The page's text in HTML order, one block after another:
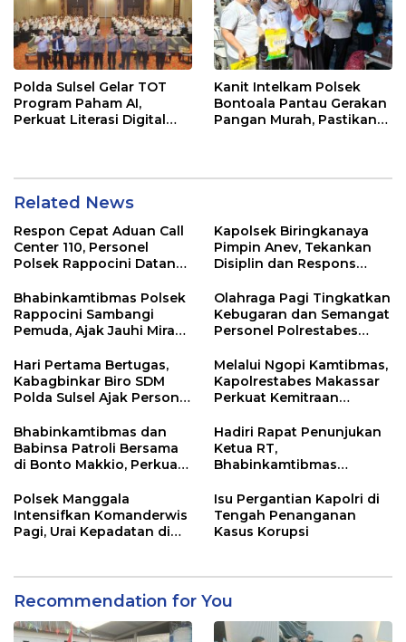
Polda Sulsel Gelar TOT
Program Paham AI,
Perkuat Literasi Digital
Kanit Intelkam Polsek
Bontoala Pantau Gerakan
Pangan Murah, Pastikan
Related News
Respon Cepat Aduan Call
Center 110, Personel
Polsek Rappocini Datangi
Kapolsek Biringkanaya
Pimpin Anev, Tekankan
Disiplin dan Respons
Masyarakat
Bhabinkamtibmas Polsek
Rappocini Sambangi
Pemuda, Ajak Jauhi Miras,
Olahraga Pagi Tingkatkan
Kebugaran dan Semangat
Personel Polrestabes
Hari Pertama Bertugas,
Kabagbinkar Biro SDM
Polda Sulsel Ajak Personel
Kebersihan
Melalui Ngopi Kamtibmas,
Kapolrestabes Makassar
Perkuat Kemitraan
Bhabinkamtibmas dan
Babinsa Patroli Bersama
di Bonto Makkio, Perkuat
Hadiri Rapat Penunjukan
Ketua RT,
Bhabinkamtibmas
Pentingnya Sinergi
dengan Warga
Polsek Manggala
Intensifkan Komanderwis
Pagi, Urai Kepadatan di
Isu Pergantian Kapolri di
Tengah Penanganan
Kasus Korupsi
Recommendation for You